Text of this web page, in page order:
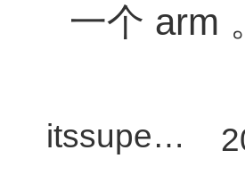
一个 arm
itssuperoli